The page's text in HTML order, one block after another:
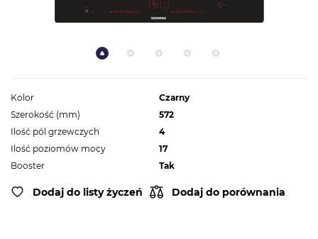
Kolor
Czarny
Szerokość (mm)
572
Ilość pól grzewczych
4
Ilość poziomów mocy
17
Booster
Tak
Dodaj do listy życzeń Dodaj do porównania